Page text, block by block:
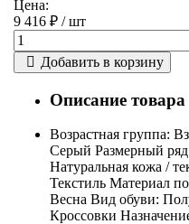
Цена:
9 416 ₽ /шт
Добавить в корзину
Описание товара
Возрастная группа:
Серый Размерный
Натуральная кожа /
Текстиль Материал
Весна Вид обуви:
Кроссовки